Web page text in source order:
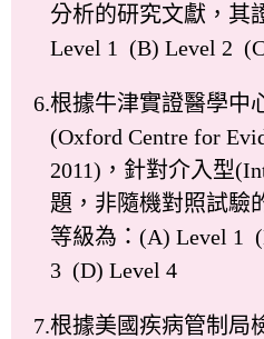
分析的研究文獻，其
Level 1 (B) Level 2
6.根據牛津實證醫學中
(Oxford Centre for
2011)，針對介入型
題，非隨機對照試驗
等級為：(A) Level 1
3 (D) Level 4
7.根據美國疾病管制局